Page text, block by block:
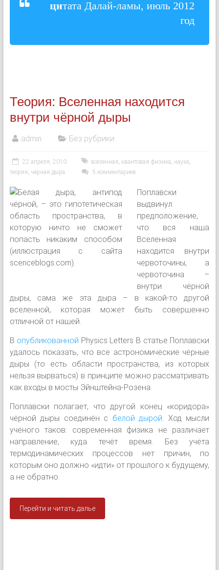
цитата Далай-ламы, июль 2012
год
Теория: Вселенная находится
внутри чёрной дыры
admin Без рубрики
22 апреля, 2010 вселенная квантовая физика наука
теория чёрная дыра 5 комментариев
Поплавски
выдвинул
предположение,
что вся наша
Вселенная
находится внутри
червоточины, а
червоточина –
внутри чёрной
дыры, сама же эта дыра – в какой-то другой
вселенной, которая может быть совершенно
отличной от нашей.
В опубликованной Physics Letters B статье Поплавски
удалось показать, что все астрономические чёрные
дыры (то есть области пространства, из которых
нельзя вырваться) в принципе можно рассматривать
как входы в мосты Эйнштейна-Розена.
Поплавски полагает, что другой конец «коридора»
чёрной дыры соединён с белой дырой . Ход мысли
учёного таков: современная физика не различает
направление, куда течёт время. Без учёта
термодинамических процессов нет причин, по
которым оно должно «идти» от прошлого к будущему,
а не обратно.
Перейти и читать далье